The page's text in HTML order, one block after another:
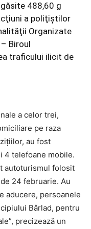
488,60 g
a poliţiştilor
Organizate
Biroul
traficului ilicit de
a celor trei,
pe raza
au fost
4 telefoane mobile.
autoturismul folosit
24 februarie. Au
aducere, persoanele
Bârlad, pentru
precizează un